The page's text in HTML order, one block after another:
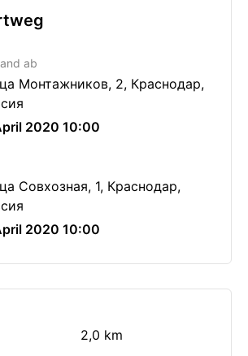
ab
Монтажников, 2, Краснодар,
2020 10:00
Совхозная, 1, Краснодар,
2020 10:00
2,0 km